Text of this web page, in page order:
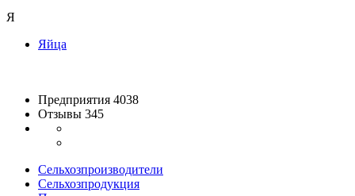
Я
Яйца
Предприятия 4038
Отзывы 345
Сельхозпроизводители
Сельхозпродукция